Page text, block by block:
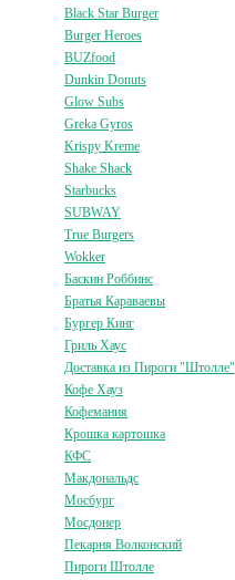
Black Star Burger
Burger Heroes
BUZfood
Dunkin Donuts
Glow Subs
Greka Gyros
Krispy Kreme
Shake Shack
Starbucks
SUBWAY
True Burgers
Wokker
Баскин Роббинс
Братья Караваевы
Бургер Кинг
Гриль Хаус
Доставка из Пироги "Штолле"
Кофе Хауз
Кофемания
Крошка картошка
КФС
Макдональдс
Мосбург
Мосдонер
Пекарня Волконский
Пироги Штолле